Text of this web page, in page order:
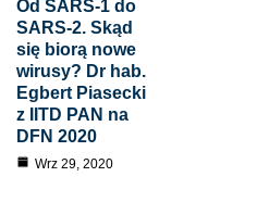
Od SARS-1 do
SARS-2. Skąd
się biorą nowe
wirusy? Dr hab.
Egbert Piasecki
z IITD PAN na
DFN 2020
Wrz 29, 2020